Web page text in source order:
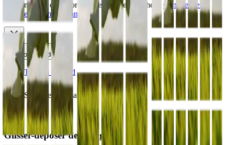
GPT-Image-2 est désormais disponible sur Vheer.
Commencez
gratuitement maintenant.
Toggle Sidebar
Tableau de bord
Séparateur d'images
Glisser-déposer des images ici